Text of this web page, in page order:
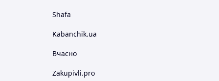
Shafa
Kabanchik.ua
Вчасно
Zakupivli.pro